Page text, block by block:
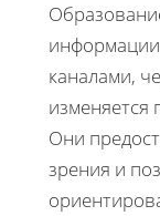
каналами,
изменяется
Они
зрения и